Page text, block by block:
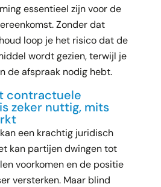
essentieel zijn voor de
Zonder dat
loop je het risico dat de
wordt gezien, terwijl je
de afspraak nodig hebt.
contractuele
zeker nuttig, mits
een krachtig juridisch
kan partijen dwingen tot
voorkomen en de positie
versterken. Maar blind